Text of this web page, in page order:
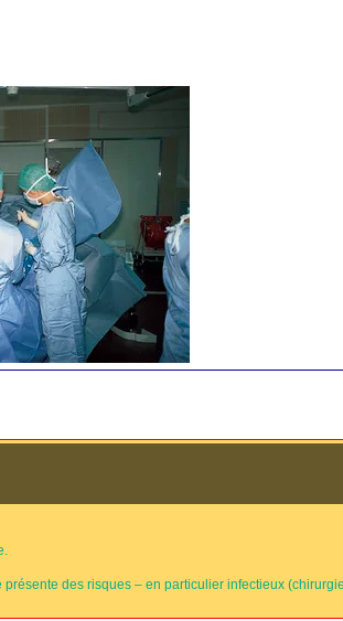
des risques – en particulier infectieux